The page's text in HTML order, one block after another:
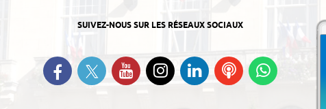
SUIVEZ-NOUS SUR LES RÉSEAUX SOCIAUX
Retrouvez-nous sur Facebook
Suivez-nous sur Twitter
Suivez-nous sur YouTube
Suivez-nous sur
Instagram
Retrouvez-nous
sur Linkedin
Ecoutez
nos